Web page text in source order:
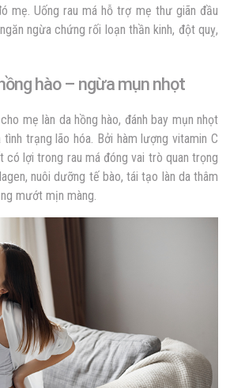
mẹ. Uống rau má hỗ trợ mẹ thư giãn đầu
ngừa chứng rối loạn thần kinh, đột quỵ,
hào – ngừa mụn nhọt
mẹ làn da hồng hào, đánh bay mụn nhọt
trạng lão hóa. Bởi hàm lượng vitamin C
có lợi trong rau má đóng vai trò quan trọng
nuôi dưỡng tế bào, tái tạo làn da thâm
mướt mịn màng.